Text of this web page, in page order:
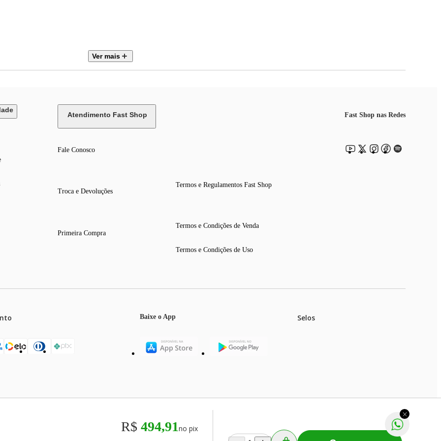
R$ 494,91no pix
Ver mais
Atendimento Fast Shop
Fale Conosco
Troca e Devoluções
Primeira Compra
Termos e Regulamentos Fast Shop
Termos e Condições de Venda
Termos e Condições de Uso
Fast Shop nas Redes
Baixe o App Selos
válidos exclusivamente para compras efetuadas no site, podendo diferir na rede de lojas físicas.
os preços e condições comerciais estão sujeitos a alteração sem aviso prévio. Fast Shop S. A. CNPJ: 43.708.379/0001-